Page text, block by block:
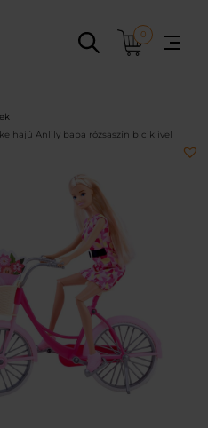
0
hajú Anlily baba rózsaszín biciklivel